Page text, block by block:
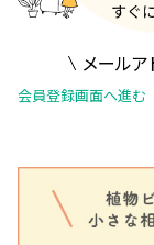
メール
会員登録画面へ進む